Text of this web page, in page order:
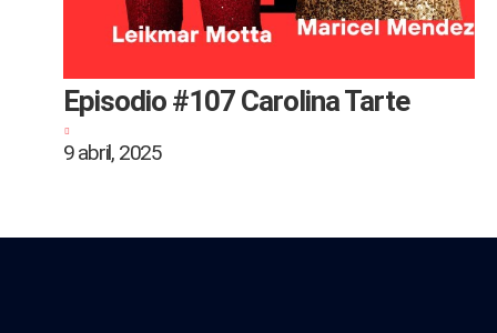
Episodio #107 Carolina Tarte
9 abril, 2025